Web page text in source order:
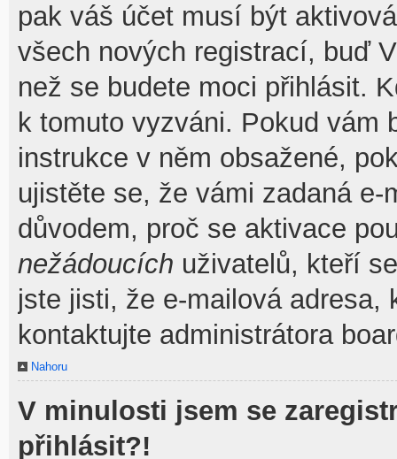
pak váš účet musí být
všech nových registrací, buď
než se budete moci přihlásit.
k tomuto vyzváni. Pokud vám
instrukce v něm obsažené,
ujistěte se, že vámi zadaná
důvodem, proč se aktivace
nežádoucích uživatelů, kteří
jste jisti, že e-mailová adresa,
kontaktujte administrátora
Nahoru
V minulosti jsem se
přihlásit?!